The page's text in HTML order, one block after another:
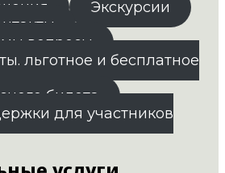
Экскурсии
вопросы
льготное и бесплатное
билета
для участников